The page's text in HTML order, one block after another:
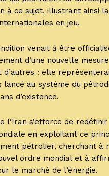
à ce sujet, illustrant ainsi
en jeu.
venait à être
d’une nouvelle
d’autres : elle
lancé au système du
d’existence.
l’Iran s’efforce de
en exploitant ce
pétrolier, cherchant à
ordre mondial et à
le marché de l’énergie.